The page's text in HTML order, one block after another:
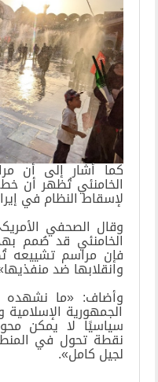
كما أشار إلى أن
الخامنئي تُظهر أن
لإسقاط النظام في
وقال الصحفي
الخامنئي قد صُمم
فإن مراسم
وانقلابها ضد
وأضاف: «ما
الجمهورية
سياسيًا لا يمكن
نقطة تحول في
لجيل كامل».